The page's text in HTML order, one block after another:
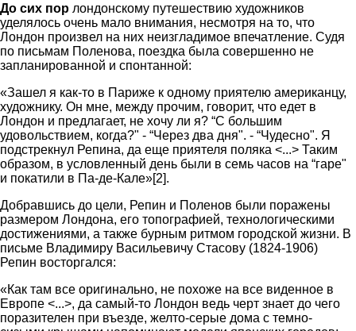
До сих пор лондонскому путешествию художников
уделялось очень мало внимания, несмотря на то, что
Лондон произвел на них неизгладимое впечатление. Судя
по письмам Поленова, поездка была совершенно не
запланированной и спонтанной:
«Зашел я как-то в Париже к одному приятелю американцу,
художнику. Он мне, между прочим, говорит, что едет в
Лондон и предлагает, не хочу ли я? “С большим
удовольствием, когда?" - “Через два дня". - “Чудесно". Я
подстрекнул Репина, да еще приятеля поляка <...> Таким
образом, в условленный день были в семь часов на “гаре"
и покатили в Па-де-Кале»[2].
Добравшись до цели, Репин и Поленов были поражены
размером Лондона, его топографией, технологическими
достижениями, а также бурным ритмом городской жизни. В
письме Владимиру Васильевичу Стасову (1824-1906)
Репин восторгался:
«Как там все оригинально, не похоже на все виденное в
Европе <...>, да самый-то Лондон ведь черт знает до чего
поразителен при въезде, желто-серые дома с темно-